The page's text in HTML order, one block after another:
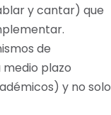
y cantar) que
de
plazo
y no solo